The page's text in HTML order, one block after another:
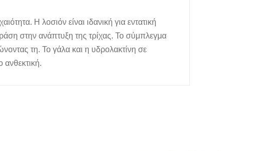
Η λοσιόν είναι ιδανική για εντατική
στην ανάπτυξη της τρίχας. Το σύμπλεγμα
τη. Το γάλα και η υδρολακτίνη σε
ανθεκτική.